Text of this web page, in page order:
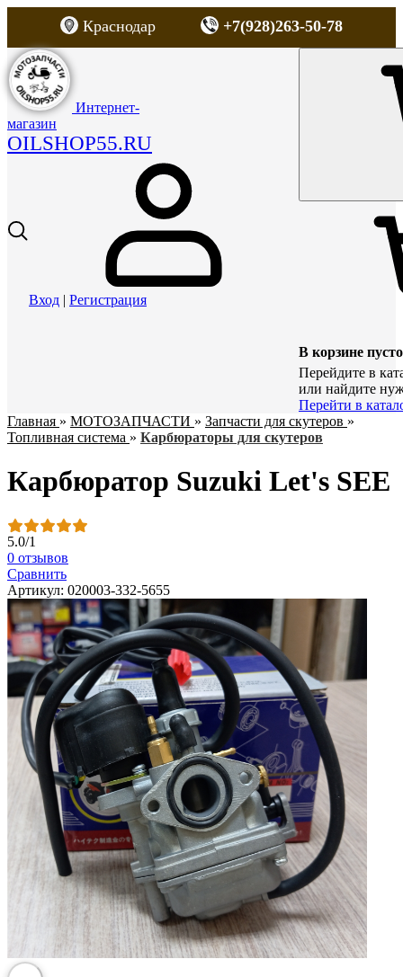
Краснодар +7(928)263-50-78
Интернет-
магазин
OILSHOP55.RU
Вход | Регистрация
В корзине пусто
Перейдите в
или найдите
Перейти в
Главная » МОТОЗАПЧАСТИ » Запчасти для скутеров »
Топливная система » Карбюраторы для скутеров
Карбюратор Suzuki Let's SEE
5.0/1
0 отзывов
Сравнить
Артикул: 020003-332-5655